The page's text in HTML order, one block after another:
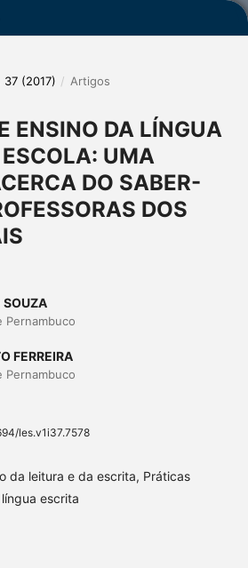
37 (2017) / Artigos
ENSINO DA LÍNGUA
UMA
DO SABER-
DOS
SOUZA
Pernambuco
FERREIRA
Pernambuco
les.v1i37.7578
da leitura e da escrita, Práticas
escrita